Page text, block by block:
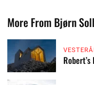
More From Bjørn